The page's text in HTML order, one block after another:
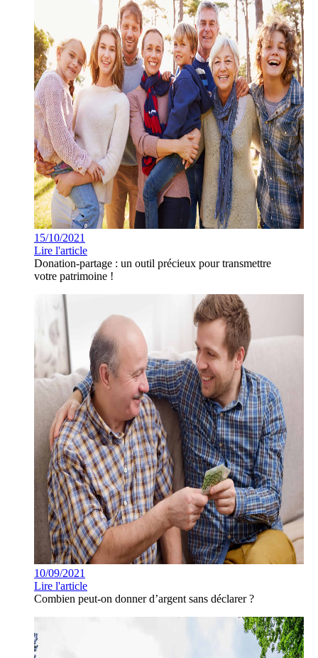
15/10/2021
Lire l'article
Donation-partage : un outil précieux pour transmettre
votre patrimoine !
10/09/2021
Lire l'article
Combien peut-on donner d’argent sans déclarer ?